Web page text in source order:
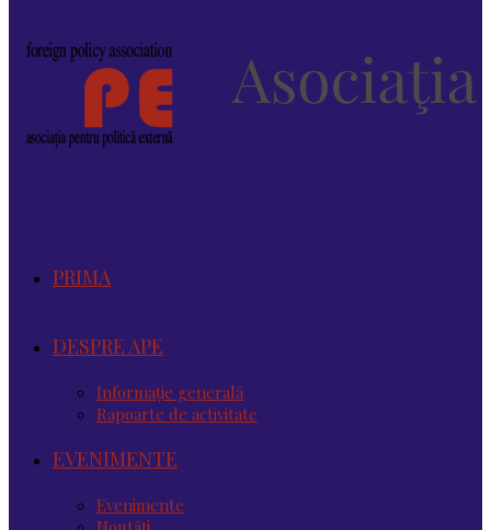
PRIMA
DESPRE APE
Informație generală
Rapoarte de activitate
EVENIMENTE
Evenimente